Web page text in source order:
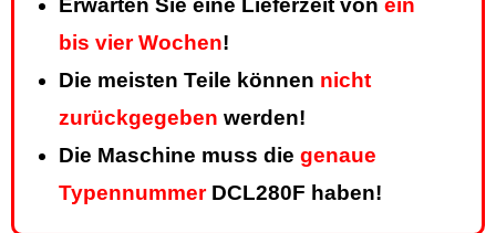
Erwarten Sie eine Lieferzeit von ein
bis vier Wochen!
Die meisten Teile können nicht
zurückgegeben werden!
Die Maschine muss die genaue
TypennummerDCL280F haben!